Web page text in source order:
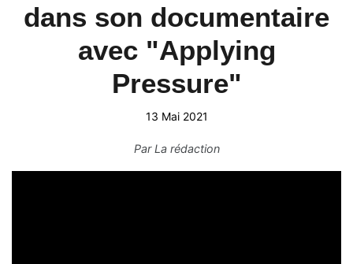
dans son documentaire
avec "Applying
Pressure"
13 Mai 2021
ParLa rédaction